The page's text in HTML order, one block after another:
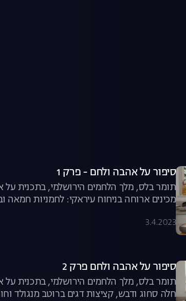
סיפור על אהבה ולחם - פרק 1
תומר בלס, מלך הלחמים הירושלמי, בתכנית
מכינים ארוחה בניחוח עיראקי: לחמניות
3.4.2023
סיפור על אהבה ולחם פרק 2
חלה סחוג ודבש, קציצות דגים ברוטב מנגולד